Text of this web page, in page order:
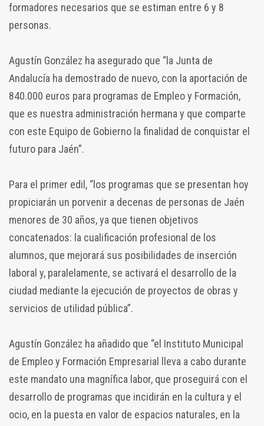
formadores necesarios que se estiman entre 6 y 8
personas.
Agustín González ha asegurado que “la Junta de
Andalucía ha demostrado de nuevo, con la aportación de
840.000 euros para programas de Empleo y Formación,
que es nuestra administración hermana y que comparte
con este Equipo de Gobierno la finalidad de conquistar el
futuro para Jaén”.
Para el primer edil, “los programas que se presentan hoy
propiciarán un porvenir a decenas de personas de Jaén
menores de 30 años, ya que tienen objetivos
concatenados: la cualificación profesional de los
alumnos, que mejorará sus posibilidades de inserción
laboral y, paralelamente, se activará el desarrollo de la
ciudad mediante la ejecución de proyectos de obras y
servicios de utilidad pública”.
Agustín González ha añadido que “el Instituto Municipal
de Empleo y Formación Empresarial lleva a cabo durante
este mandato una magnífica labor, que proseguirá con el
desarrollo de programas que incidirán en la cultura y el
ocio, en la puesta en valor de espacios naturales, en la